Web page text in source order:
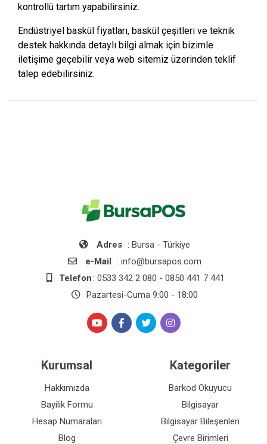
kontrollü tartım yapabilirsiniz.
Endüstriyel baskül fiyatları, baskül çeşitleri ve teknik
destek hakkında detaylı bilgi almak için bizimle
iletişime geçebilir veya web sitemiz üzerinden teklif
talep edebilirsiniz.
Adres : Bursa - Türkiye
e-Mail : info@bursapos.com
Telefon: 0533 342 2 080 - 0850 441 7 441
Pazartesi-Cuma 9:00 - 18:00
Kurumsal
Hakkımızda
Bayilik Formu
Hesap Numaraları
Blog
Kategoriler
Barkod Okuyucu
Bilgisayar
Bilgisayar Bileşenleri
Çevre Birimleri